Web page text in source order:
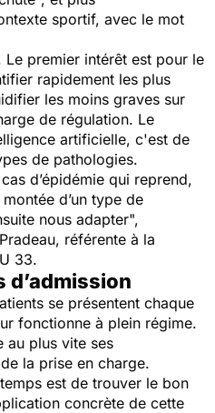
sportif, avec le mot
premier intérêt est pour le
rapidement les plus
les moins graves sur
de régulation. Le
artificielle, c'est de
de pathologies.
d’épidémie qui reprend,
d’un type de
nous adapter",
référente à la
33.
d’admission
se présentent chaque
fonctionne à plein régime.
au plus vite ses
la prise en charge.
est de trouver le bon
concrète de cette